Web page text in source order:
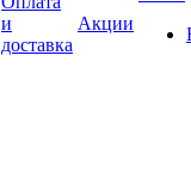
и
доставка
Акции